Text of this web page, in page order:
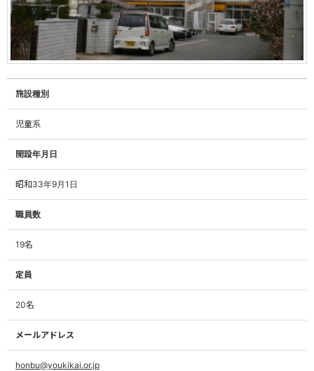
施設種別
児童系
開設年月日
昭和33年9月1日
職員数
19名
定員
20名
メールアドレス
honbu@youkikai.or.jp